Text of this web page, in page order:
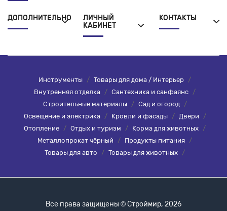
ДОПОЛНИТЕЛЬНО
ЛИЧНЫЙ
КАБИНЕТ
КОНТАКТЫ
Инструменты / Товары для дома / Интерьер /
Внутренняя отделка / Сантехника и санфаянс /
Строительные материалы
/ Сад и огород
/
Освещение и электрика
/ Кровли и фасады / Двери
/
Отопление / Отдых и туризм / Корма для животных /
Металлопрокат чёрный
/ Продукты питания /
Товары для авто
/ Товары для животных /
Все права защищены © Строймир, 2026